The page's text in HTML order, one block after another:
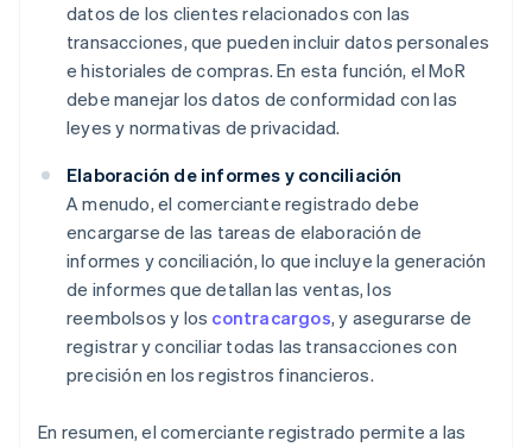
datos de los clientes relacionados con las
transacciones, que pueden incluir datos personales
e historiales de compras. En esta función, el MoR
debe manejar los datos de conformidad con las
leyes y normativas de privacidad.
Elaboración de informes y conciliación
A menudo, el comerciante registrado debe
encargarse de las tareas de elaboración de
informes y conciliación, lo que incluye la generación
de informes que detallan las ventas, los
reembolsos y los contracargos, y asegurarse de
registrar y conciliar todas las transacciones con
precisión en los registros financieros.
En resumen, el comerciante registrado permite a las